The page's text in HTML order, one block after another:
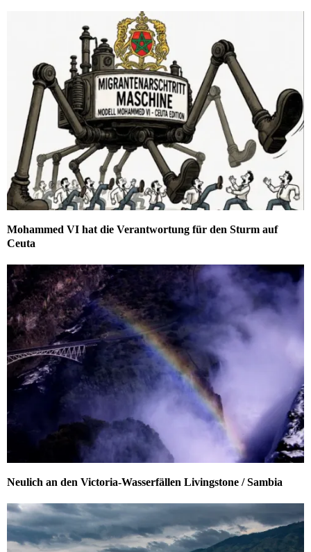
Mohammed VI hat die Verantwortung für den Sturm auf
Ceuta
Neulich an den Victoria-Wasserfällen Livingstone / Sambia